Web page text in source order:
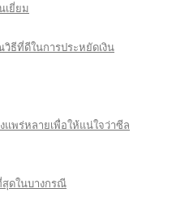
เยี่ยม
ธีที่ดีในการประหยัดเงิน
แพร่หลายเพื่อให้แน่ใจว่าซีล
ดในบางกรณี